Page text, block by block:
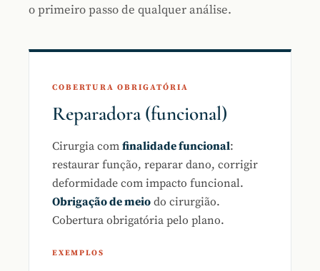
o primeiro passo de qualquer análise.
COBERTURA OBRIGATÓRIA
Reparadora (funcional)
Cirurgia com finalidade funcional:
restaurar função, reparar dano, corrigir
deformidade com impacto funcional.
Obrigação de meio do cirurgião.
Cobertura obrigatória pelo plano.
EXEMPLOS